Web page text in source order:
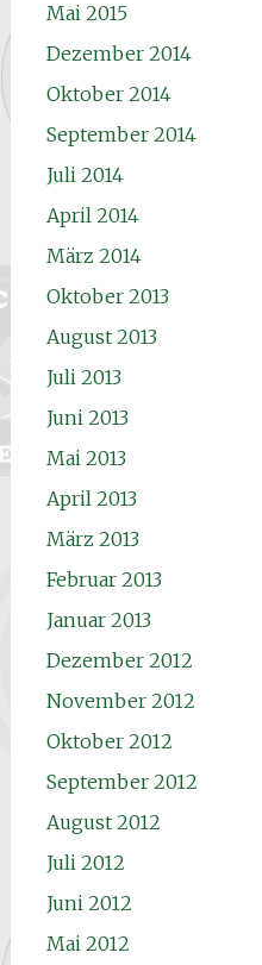
Mai 2015
Dezember 2014
Oktober 2014
September 2014
Juli 2014
April 2014
März 2014
Oktober 2013
August 2013
Juli 2013
Juni 2013
Mai 2013
April 2013
März 2013
Februar 2013
Januar 2013
Dezember 2012
November 2012
Oktober 2012
September 2012
August 2012
Juli 2012
Juni 2012
Mai 2012